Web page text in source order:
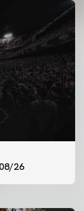
26
2026